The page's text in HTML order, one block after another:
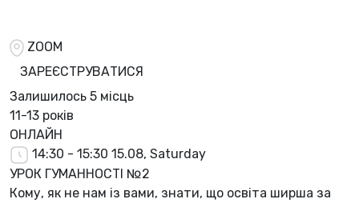
ZOOM
ЗАРЕЄСТРУВАТИСЯ
Залишилось 5 місць
11-13 років
ОНЛАЙН
14:30 - 15:30 15.08, Saturday
УРОК ГУМАННОСТІ №2
Кому, як не нам із вами, знати, що освіта ширша за